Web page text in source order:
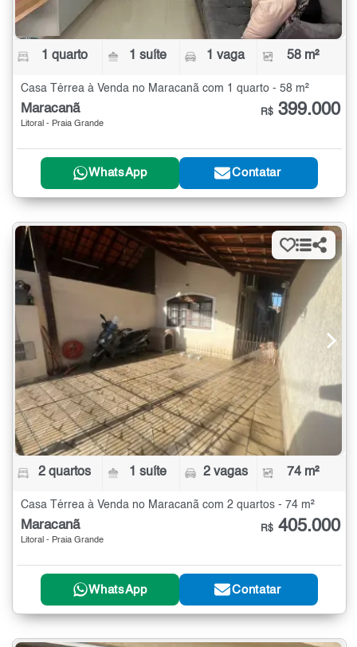
1 quarto 1 suíte 1 vaga 58 m²
Casa Térrea à Venda no Maracanã com 1 quarto - 58 m²
Maracanã
Litoral - Praia Grande
R$ 399.000
WhatsApp Contatar
2 quartos 1 suíte 2 vagas 74 m²
Casa Térrea à Venda no Maracanã com 2 quartos - 74 m²
Maracanã
Litoral - Praia Grande
R$ 405.000
WhatsApp Contatar